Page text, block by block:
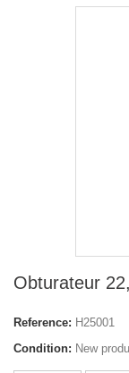
Obturateur
Reference: H25001
Condition: New